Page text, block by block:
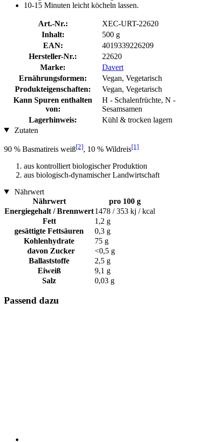
10-15 Minuten leicht köcheln lassen.
Art.-Nr.:
XEC-URT-22620
Inhalt:
500 g
EAN:
4019339226209
Hersteller-Nr.:
22620
Marke:
Davert
Ernährungsformen:
Vegan, Vegetarisch
Produkteigenschaften:
Vegan, Vegetarisch
Kann Spuren enthalten
von:
H - Schalenfrüchte, N -
Sesamsamen
Lagerhinweis:
Kühl & trocken lagern
Zutaten
90 % Basmatireis weiß[2], 10 % Wildreis[1]
aus kontrolliert biologischer Produktion
aus biologisch-dynamischer Landwirtschaft
Nährwert
Nährwert
pro 100 g
Energiegehalt / Brennwert1478 / 353 kj / kcal
Fett
1,2 g
gesättigte Fettsäuren
0,3 g
Kohlenhydrate
75 g
davon Zucker
<0,5 g
Ballaststoffe
2,5 g
Eiweiß
9,1 g
Salz
0,03 g
Passend dazu